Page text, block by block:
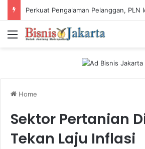
Menu
Home
Sektor Pertanian
Tekan Laju Inflasi